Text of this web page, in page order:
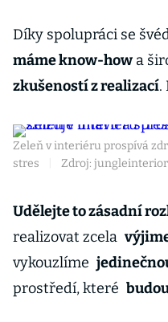
Díky spolupráci se
máme know-how a
zkušeností z realizací.
Zeleň v interiéru prospívá
stres
Zdroj:
Udělejte to zásadní
realizovat zcela
vykouzlíme
prostředí, které